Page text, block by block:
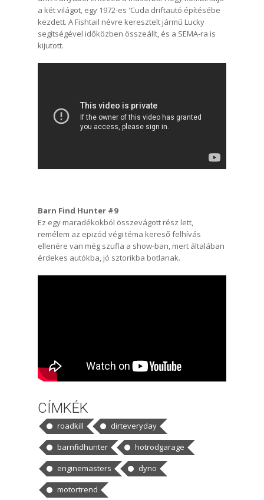
a két világot, egy 1972-es 'Cuda driftautó építésébe
kezdett. A Fishtail névre keresztelt jármű Lucky
segítségével időközben összeállt, és a SEMA-ra is
kijutott.
Barn Find Hunter #9
Ez egy maradékokból összevágott rész lett,
remélem az epizód végi téma kereső felhívás
ellenére van még szufla a show-ban, mert általában
érdekes autókba, jó sztorikba botlanak.
CÍMKÉK
roadkill
dirteveryday
barnfindhunter
hotrodgarage
enginemasters
dyno
motortrend